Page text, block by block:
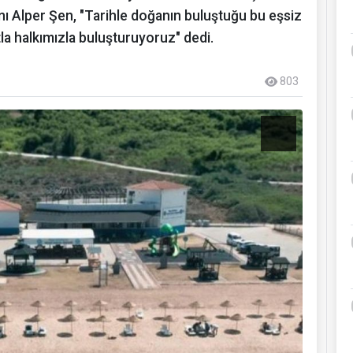
Alper Şen, "Tarihle doğanın buluştuğu bu eşsiz
halkımızla buluşturuyoruz" dedi.
803